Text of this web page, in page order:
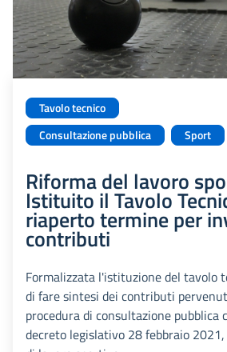
Tavolo tecnico
Consultazione pubblica
Sport
Riforma del lavoro
Istituito il Tavolo
riaperto termine per
contributi
Formalizzata l'istituzione del tavolo
di fare sintesi dei contributi
procedura di consultazione pubblica
decreto legislativo 28 febbraio